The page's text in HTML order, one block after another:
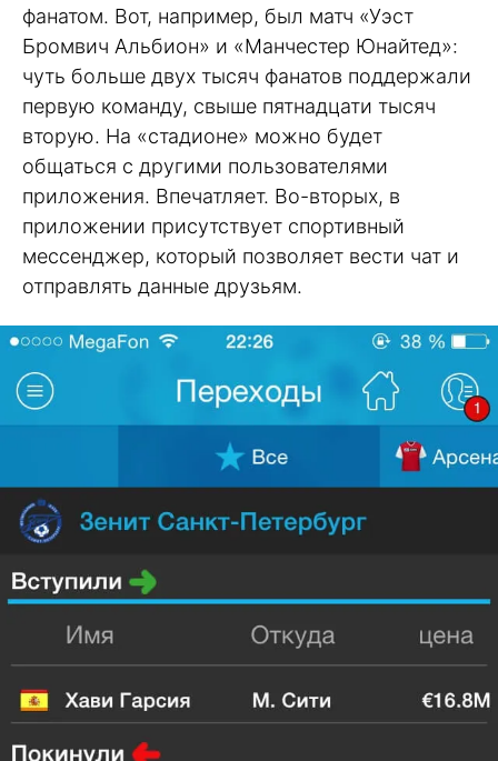
фанатом. Вот, например, был матч «Уэст
Бромвич Альбион» и «Манчестер Юнайтед»:
чуть больше двух тысяч фанатов поддержали
первую команду, свыше пятнадцати тысяч
вторую. На «стадионе» можно будет
общаться с другими пользователями
приложения. Впечатляет. Во-вторых, в
приложении присутствует спортивный
мессенджер, который позволяет вести чат и
отправлять данные друзьям.